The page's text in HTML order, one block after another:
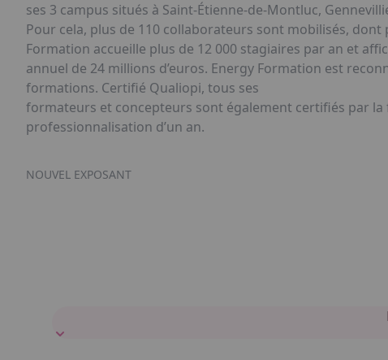
ses 3 campus situés à Saint-Étienne-de-Montluc,
Pour cela, plus de 110 collaborateurs sont mobilisés,
Formation accueille plus de 12 000 stagiaires par an et
annuel de 24 millions d’euros. Energy Formation est
formations. Certifié Qualiopi, tous ses
formateurs et concepteurs sont également certifiés par la
professionnalisation d’un an.
NOUVEL EXPOSANT